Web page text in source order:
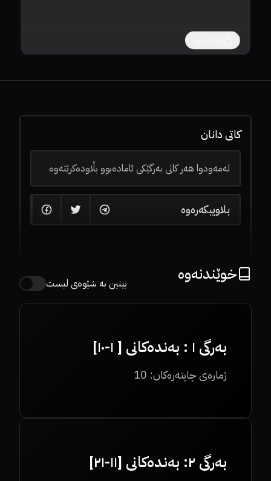
خوێندنەوە بینین بە شێوەی لیست
بەرگی ١ : بەندەکانی [ ١-١٠]
ژمارەی چاپتەرەکان: 10
بەرگی ٢: بەندەکانی [١١-٢١]
کاتی دانان
لەمەودوا هەر کاتی بەرگێکی ئامادەبوو بڵاودەکرێتەوە
بلاویبکەرەوە